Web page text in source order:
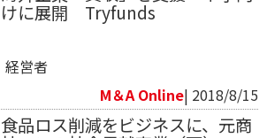
けに展開 Tryfunds
経営者
M＆A Online| 2018/8/15
食品ロス削減をビジネスに、元商